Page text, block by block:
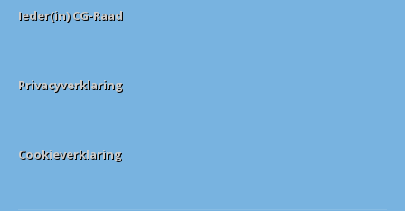
Ieder(in) CG-Raad
Privacyverklaring
Cookieverklaring